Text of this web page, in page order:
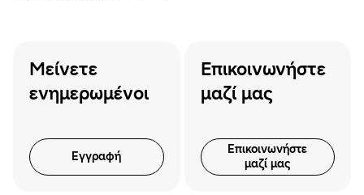
Μείνετε
ενημερωμένοι
Εγγραφή
Επικοινωνήστε
μαζί μας
Επικοινωνήστε
μαζί μας